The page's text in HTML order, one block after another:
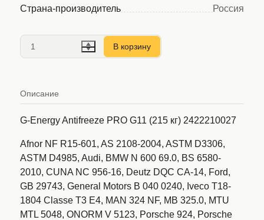
Страна-производитель
Россия
В корзину
Описание
G-Energy Antifreeze PRO G11 (215 кг) 2422210027
Afnor NF R15-601, AS 2108-2004, ASTM D3306,
ASTM D4985, Audi, BMW N 600 69.0, BS 6580-
2010, CUNA NC 956-16, Deutz DQC CA-14, Ford,
GB 29743, General Motors B 040 0240, Iveco T18-
1804 Classe T3 E4, MAN 324 NF, MB 325.0, MTU
MTL 5048, ONORM V 5123, Porsche 924, Porsche